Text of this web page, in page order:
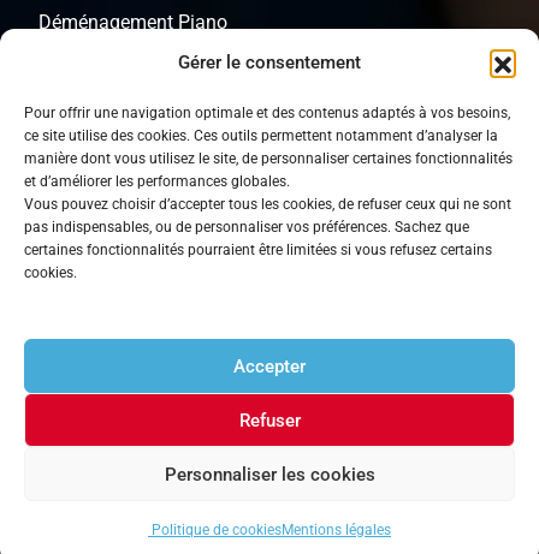
Gérer le consentement
Pour offrir une navigation optimale et des contenus adaptés à vos besoins,
ce site utilise des cookies. Ces outils permettent notamment d’analyser la
manière dont vous utilisez le site, de personnaliser certaines fonctionnalités
et d’améliorer les performances globales.
Vous pouvez choisir d’accepter tous les cookies, de refuser ceux qui ne sont
pas indispensables, ou de personnaliser vos préférences. Sachez que
certaines fonctionnalités pourraient être limitées si vous refusez certains
cookies.
Accepter
Refuser
Personnaliser les cookies
Politique de cookiesMentions légales
Déménagement Piano
Transport de Coffre fort
Cartons de déménagement
Autres Liens